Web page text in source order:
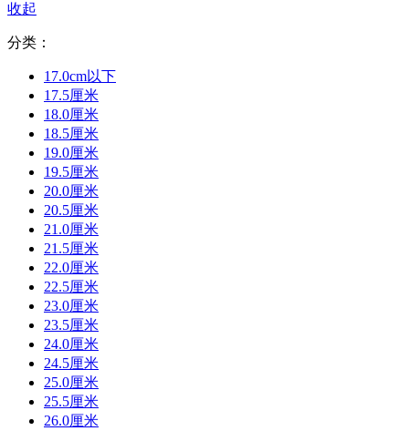
收起
分类：
17.0cm以下
17.5厘米
18.0厘米
18.5厘米
19.0厘米
19.5厘米
20.0厘米
20.5厘米
21.0厘米
21.5厘米
22.0厘米
22.5厘米
23.0厘米
23.5厘米
24.0厘米
24.5厘米
25.0厘米
25.5厘米
26.0厘米